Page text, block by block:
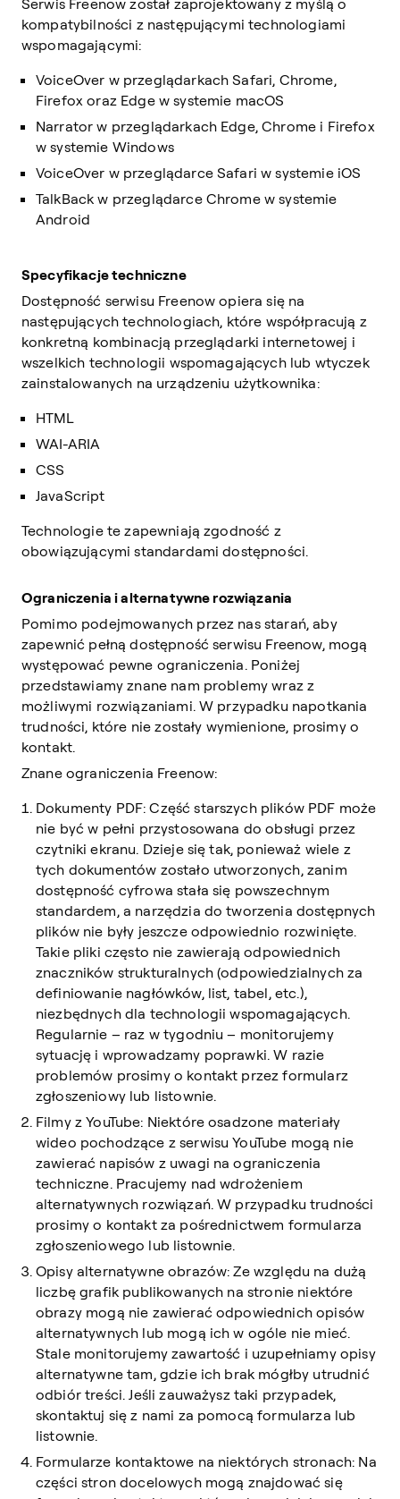
Serwis Freenow został zaprojektowany z myślą o
kompatybilności z następującymi technologiami
wspomagającymi:
VoiceOver w przeglądarkach Safari, Chrome,
Firefox oraz Edge w systemie macOS
Narrator w przeglądarkach Edge, Chrome i Firefox
w systemie Windows
VoiceOver w przeglądarce Safari w systemie iOS
TalkBack w przeglądarce Chrome w systemie
Android
Specyfikacje techniczne
Dostępność serwisu Freenow opiera się na
następujących technologiach, które współpracują z
konkretną kombinacją przeglądarki internetowej i
wszelkich technologii wspomagających lub wtyczek
zainstalowanych na urządzeniu użytkownika:
HTML
WAI-ARIA
CSS
JavaScript
Technologie te zapewniają zgodność z
obowiązującymi standardami dostępności.
Ograniczenia i alternatywne rozwiązania
Pomimo podejmowanych przez nas starań, aby
zapewnić pełną dostępność serwisu Freenow, mogą
występować pewne ograniczenia. Poniżej
przedstawiamy znane nam problemy wraz z
możliwymi rozwiązaniami. W przypadku napotkania
trudności, które nie zostały wymienione, prosimy o
kontakt.
Znane ograniczenia Freenow:
Dokumenty PDF: Część starszych plików PDF może
nie być w pełni przystosowana do obsługi przez
czytniki ekranu. Dzieje się tak, ponieważ wiele z
tych dokumentów zostało utworzonych, zanim
dostępność cyfrowa stała się powszechnym
standardem, a narzędzia do tworzenia dostępnych
plików nie były jeszcze odpowiednio rozwinięte.
Takie pliki często nie zawierają odpowiednich
znaczników strukturalnych (odpowiedzialnych za
definiowanie nagłówków, list, tabel, etc.),
niezbędnych dla technologii wspomagających.
Regularnie – raz w tygodniu – monitorujemy
sytuację i wprowadzamy poprawki. W razie
problemów prosimy o kontakt przez formularz
zgłoszeniowy lub listownie.
Filmy z YouTube: Niektóre osadzone materiały
wideo pochodzące z serwisu YouTube mogą nie
zawierać napisów z uwagi na ograniczenia
techniczne. Pracujemy nad wdrożeniem
alternatywnych rozwiązań. W przypadku trudności
prosimy o kontakt za pośrednictwem formularza
zgłoszeniowego lub listownie.
Opisy alternatywne obrazów: Ze względu na dużą
liczbę grafik publikowanych na stronie niektóre
obrazy mogą nie zawierać odpowiednich opisów
alternatywnych lub mogą ich w ogóle nie mieć.
Stale monitorujemy zawartość i uzupełniamy opisy
alternatywne tam, gdzie ich brak mógłby utrudnić
odbiór treści. Jeśli zauważysz taki przypadek,
skontaktuj się z nami za pomocą formularza lub
listownie.
Formularze kontaktowe na niektórych stronach: Na
części stron docelowych mogą znajdować się